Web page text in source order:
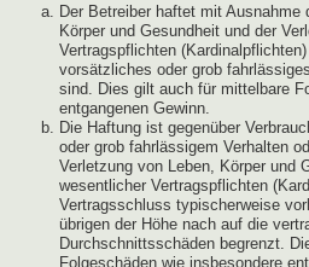
Der Betreiber haftet mit Ausnahme
Körper und Gesundheit und der
Vertragspflichten
vorsätzliches oder grob
sind. Dies gilt auch für mittelbare
entgangenen Gewinn.
Die Haftung ist gegenüber
oder grob fahrlässigem Verhalten
Verletzung von Leben, Körper und
wesentlicher Vertragspflichten
Vertragsschluss typischerweise
übrigen der Höhe nach auf die
Durchschnittsschäden begrenzt.
Folgeschäden wie insbesondere